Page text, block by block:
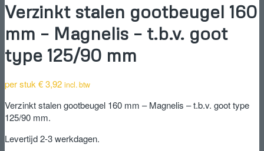
Verzinkt stalen gootbeugel 160
mm – Magnelis – t.b.v. goot
type 125/90 mm
per stuk €3,92 incl. btw
Verzinkt stalen gootbeugel 160 mm – Magnelis – t.b.v. goot type
125/90 mm.
Levertijd 2-3 werkdagen.